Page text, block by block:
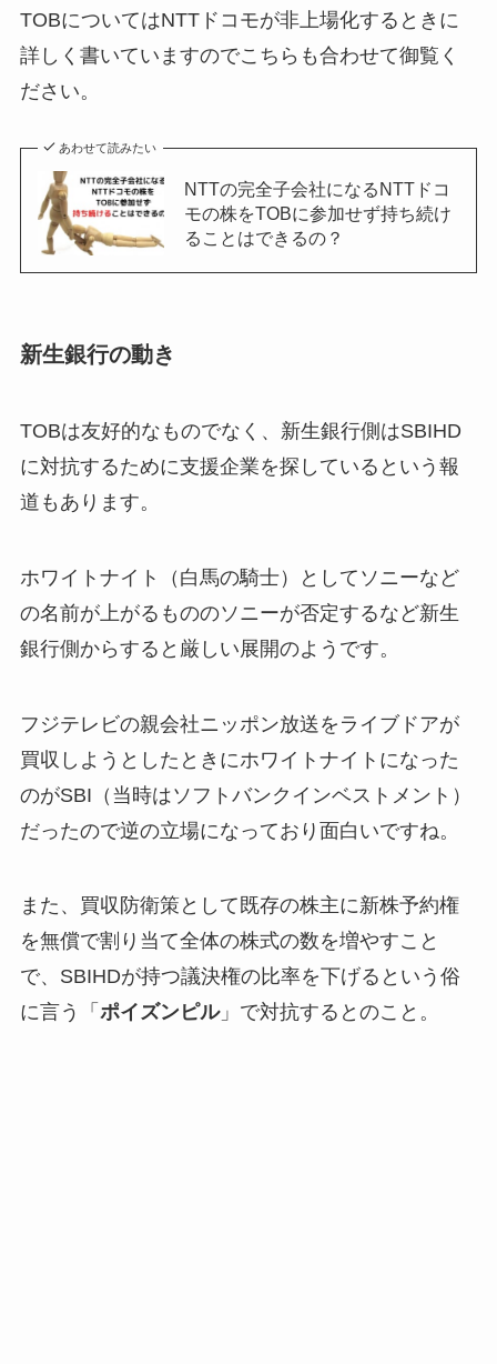
TOBについてはNTTドコモが非上場化するときに
詳しく書いていますのでこちらも合わせて御覧く
ださい。
あわせて読みたい
NTTの完全子会社になるNTTドコ
モの株をTOBに参加せず持ち続け
ることはできるの？
新生銀行の動き
TOBは友好的なものでなく、新生銀行側はSBIHD
に対抗するために支援企業を探しているという報
道もあります。
ホワイトナイト（白馬の騎士）としてソニーなど
の名前が上がるもののソニーが否定するなど新生
銀行側からすると厳しい展開のようです。
フジテレビの親会社ニッポン放送をライブドアが
買収しようとしたときにホワイトナイトになった
のがSBI（当時はソフトバンクインベストメント）
だったので逆の立場になっており面白いですね。
また、買収防衛策として既存の株主に新株予約権
を無償で割り当て全体の株式の数を増やすこと
で、SBIHDが持つ議決権の比率を下げるという俗
に言う「 ポイズンピル」で対抗するとのこと。